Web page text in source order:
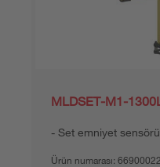
MLDSET-M1-
Set emniyet sensörü
Ürün numarası: 66900022